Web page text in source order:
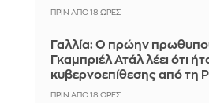
ΠΡΙΝ ΑΠΌ 18 ΏΡΕΣ
Γαλλία: Ο πρώην
Γκαμπριέλ Ατάλ λέει ότι
κυβερνοεπίθεσης από τη
ΠΡΙΝ ΑΠΌ 18 ΏΡΕΣ